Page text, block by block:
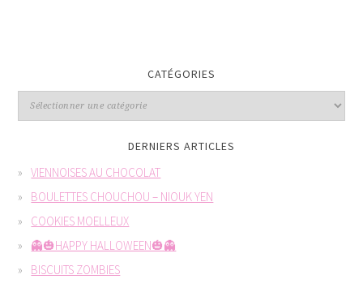
CATÉGORIES
DERNIERS ARTICLES
VIENNOISES AU CHOCOLAT
BOULETTES CHOUCHOU – NIOUK YEN
COOKIES MOELLEUX
👻🎃HAPPY HALLOWEEN🎃👻
BISCUITS ZOMBIES